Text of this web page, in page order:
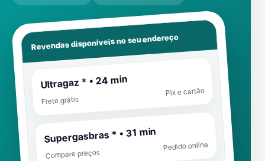
Revendas disponíveis no seu endereço
Ultragaz * • 24 min
Frete grátis
Pix e cartão
Supergasbras * • 31 min
Compare preços
Pedido online